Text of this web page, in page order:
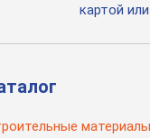
картой
материалы